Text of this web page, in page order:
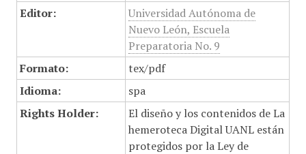
Editor:
Universidad Autónoma de
Nuevo León, Escuela
Preparatoria No. 9
Formato:
tex/pdf
Idioma:
spa
Rights Holder:
El diseño y los contenidos de La
hemeroteca Digital UANL están
protegidos por la Ley de